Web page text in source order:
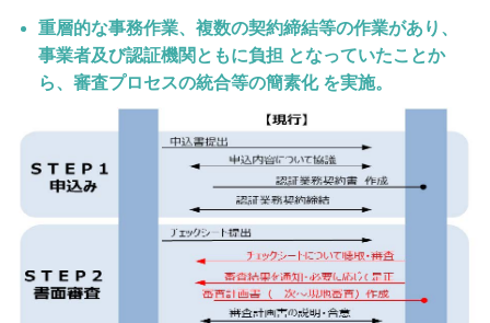
重層的な事務作業、複数の契約締結等の作業があり、
事業者及び認証機関ともに負担 となっていたことか
ら、審査プロセスの統合等の簡素化 を実施。